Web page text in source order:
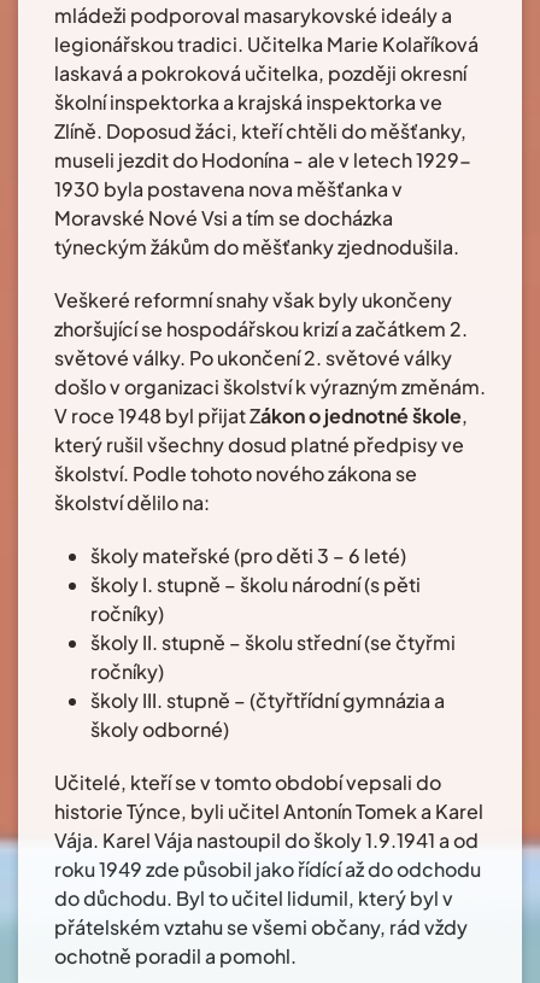
mládeži podporoval masarykovské ideály a
legionářskou tradici. Učitelka Marie Kolaříková
laskavá a pokroková učitelka, později okresní
školní inspektorka a krajská inspektorka ve
Zlíně. Doposud žáci, kteří chtěli do měšťanky,
museli jezdit do Hodonína - ale v letech 1929-
1930 byla postavena nova měšťanka v
Moravské Nové Vsi a tím se docházka
týneckým žákům do měšťanky zjednodušila.
Veškeré reformní snahy však byly ukončeny
zhoršující se hospodářskou krizí a začátkem 2.
světové války. Po ukončení 2. světové války
došlo v organizaci školství k výrazným změnám.
V roce 1948 byl přijat Zákon o jednotné škole,
který rušil všechny dosud platné předpisy ve
školství. Podle tohoto nového zákona se
školství dělilo na:
školy mateřské (pro děti 3 – 6 leté)
školy I. stupně – školu národní (s pěti
ročníky)
školy II. stupně – školu střední (se čtyřmi
ročníky)
školy III. stupně – (čtyřtřídní gymnázia a
školy odborné)
Učitelé, kteří se v tomto období vepsali do
historie Týnce, byli učitel Antonín Tomek a Karel
Vája. Karel Vája nastoupil do školy 1.9.1941 a od
roku 1949 zde působil jako řídící až do odchodu
do důchodu. Byl to učitel lidumil, který byl v
přátelském vztahu se všemi občany, rád vždy
ochotně poradil a pomohl.